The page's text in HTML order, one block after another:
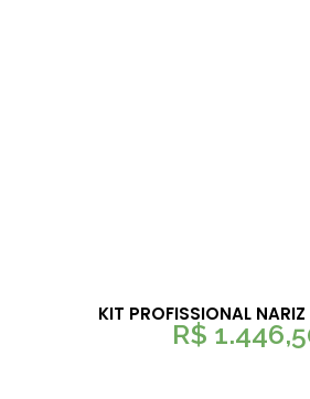
KIT PROFISSIONAL
R$